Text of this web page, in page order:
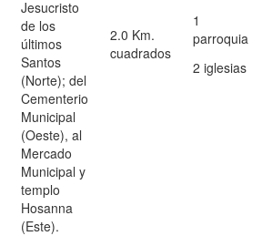
Jesucristo
de los
últimos
Santos
(Norte); del
Cementerio
Municipal
(Oeste), al
Mercado
Municipal y
templo
Hosanna
(Este).
2.0 Km.
cuadrados
1
parroquia
2 iglesias